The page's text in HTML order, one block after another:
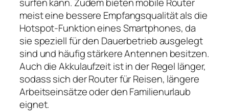
surfen kann. Zudem bieten mobile Router
meist eine bessere Empfangsqualität als die
Hotspot‑Funktion eines Smartphones, da
sie speziell für den Dauerbetrieb ausgelegt
sind und häufig stärkere Antennen besitzen.
Auch die Akkulaufzeit ist in der Regel länger,
sodass sich der Router für Reisen, längere
Arbeitseinsätze oder den Familienurlaub
eignet.